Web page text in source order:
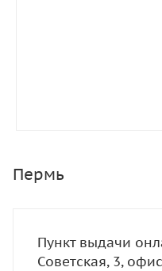
Пермь
Пункт выдачи
Советская, 3,